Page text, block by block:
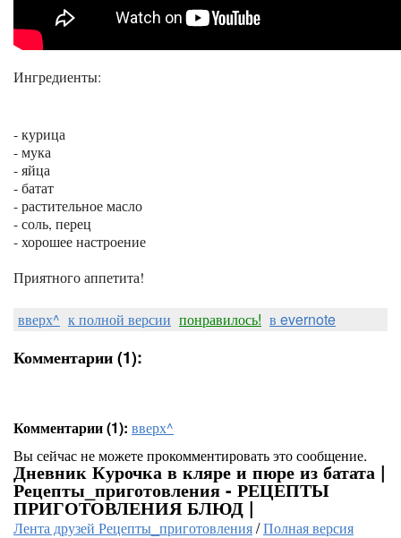
Ингредиенты:
- курица
- мука
- яйца
- батат
- растительное масло
- соль, перец
- хорошее настроение
Приятного аппетита!
вверх^ к полной версии понравилось! в evernote
Комментарии (1):
Комментарии (1): вверх^
Вы сейчас не можете прокомментировать это сообщение.
Дневник Курочка в кляре и пюре из батата |
Рецепты_приготовления - РЕЦЕПТЫ
ПРИГОТОВЛЕНИЯ БЛЮД |
Лента друзей Рецепты_приготовления/Полная версия